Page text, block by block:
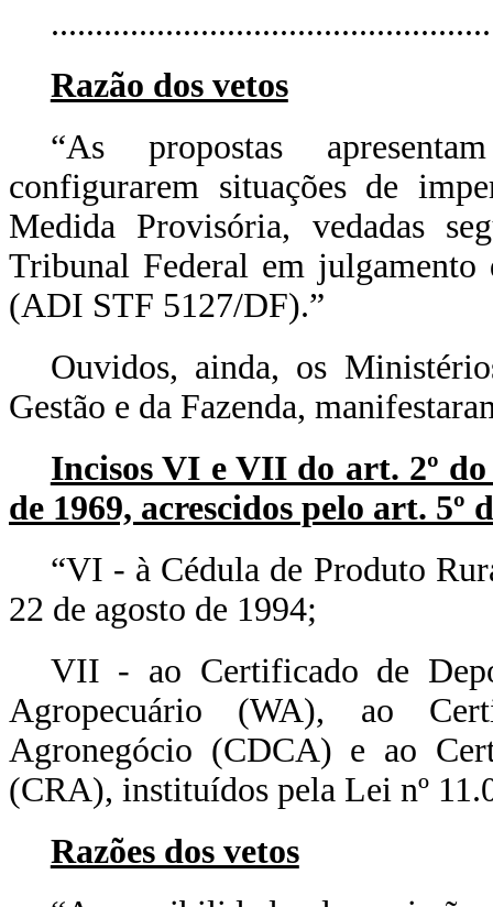
Razão dos vetos
“As propostas
configurarem situações de
Medida Provisória, vedadas
Tribunal Federal em
(ADI STF 5127/DF).”
Ouvidos, ainda, os
Gestão e da Fazenda,
Incisos VI e VII do art. 2º do
de 1969, acrescidos pelo art. 5º
“VI - à Cédula de Produto
22 de agosto de 1994;
VII - ao Certificado de
Agropecuário (WA), ao
Agronegócio (CDCA) e ao
(CRA), instituídos pela Lei nº
Razões dos vetos